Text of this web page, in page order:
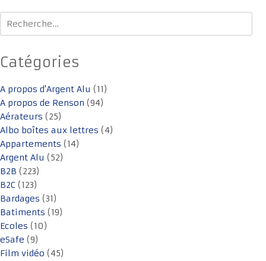
Rechercher :
Catégories
A propos d'Argent Alu (11)
A propos de Renson (94)
Aérateurs (25)
Albo boîtes aux lettres (4)
Appartements (14)
Argent Alu (52)
B2B (223)
B2C (123)
Bardages (31)
Batiments (19)
Ecoles (10)
eSafe (9)
Film vidéo (45)